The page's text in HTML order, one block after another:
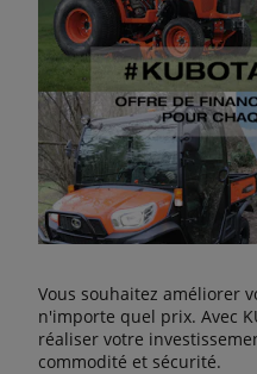
Vous souhaitez améliorer
n'importe quel prix. Avec
réaliser votre
commodité et sécurité.